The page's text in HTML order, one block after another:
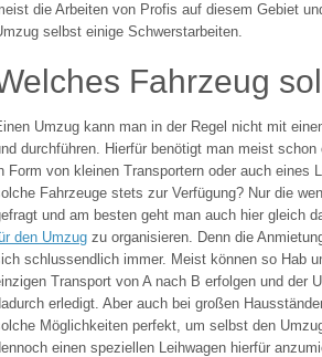
die Arbeiten von Profis auf diesem Gebiet
selbst einige Schwerstarbeiten.
Fahrzeug
Umzug kann man in der Regel nicht mit
durchführen. Hierfür benötigt man meist
Form von kleinen Transportern oder auch eines
Fahrzeuge stets zur Verfügung? Nur die
und am besten geht man auch hier gleich
den Umzug zu organisieren. Denn die
schlussendlich immer. Meist können so Hab
Transport von A nach B erfolgen und der
erledigt. Aber auch bei großen
Möglichkeiten perfekt, um selbst den
einen speziellen Leihwagen hierfür